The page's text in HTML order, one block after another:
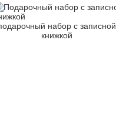
набор с записной
книжкой